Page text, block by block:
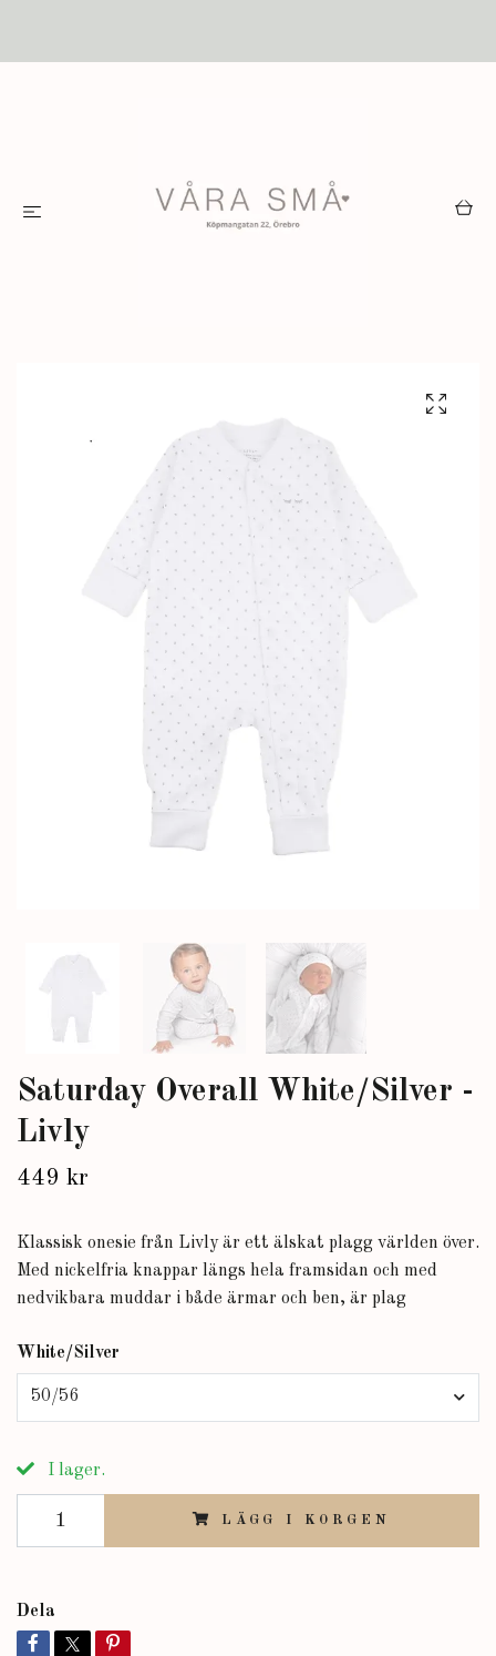
Saturday Overall White/Silver -
Livly
449 kr
Klassisk onesie från Livly är ett älskat plagg världen över.
Med nickelfria knappar längs hela framsidan och med
nedvikbara muddar i både ärmar och ben, är plag
White/Silver
50/56
I lager.
LÄGG I KORGEN
Dela